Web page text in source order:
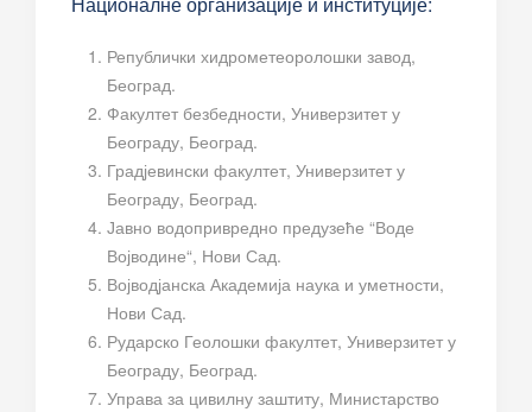
Републички хидрометеоролошки завод,
Београд.
Факултет безбедности, Универзитет у
Београду, Београд.
Градјевински факултет, Универзитет у
Београду, Београд.
Јавно водопривредно предузеће “Воде
Војводине“, Нови Сад.
Војводјанска Академија наука и уметности,
Нови Сад.
Рударско Геолошки факултет, Универзитет у
Београду, Београд.
Управа за цивилну заштиту, Министарство